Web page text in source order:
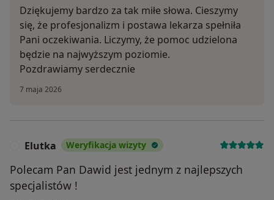
Dziękujemy bardzo za tak miłe słowa. Cieszymy
się, że profesjonalizm i postawa lekarza spełniła
Pani oczekiwania. Liczymy, że pomoc udzielona
będzie na najwyższym poziomie.
Pozdrawiamy serdecznie
7 maja 2026
Elutka Weryfikacja wizyty
Polecam Pan Dawid jest jednym z najlepszych
specjalistów !